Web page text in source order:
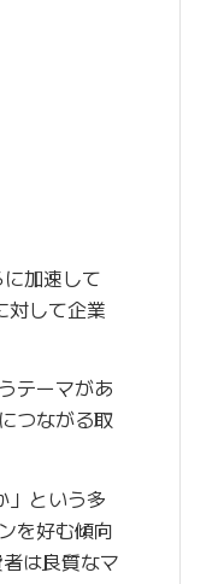
加速して
対して企業
テーマがあ
つながる取
」という多
を好む傾向
は良質なマ